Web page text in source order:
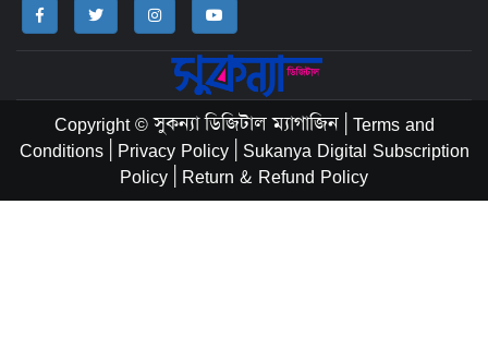
Copyright © সুকন্যা ডিজিটাল ম্যাগাজিন Terms and
Conditions
Privacy Policy
Sukanya Digital Subscription
Policy Return & Refund Policy